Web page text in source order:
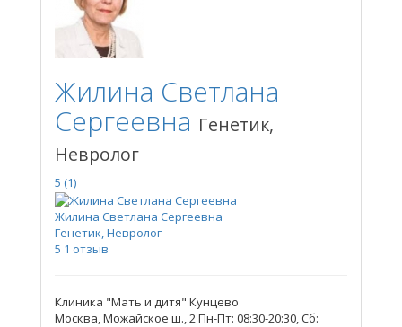
Жилина Светлана
Сергеевна Генетик,
Невролог
5 (1)
Жилина Светлана Сергеевна
Генетик, Невролог
5 1 отзыв
Клиника "Мать и дитя" Кунцево
Москва, Можайское ш., 2 Пн-Пт: 08:30-20:30, Сб: